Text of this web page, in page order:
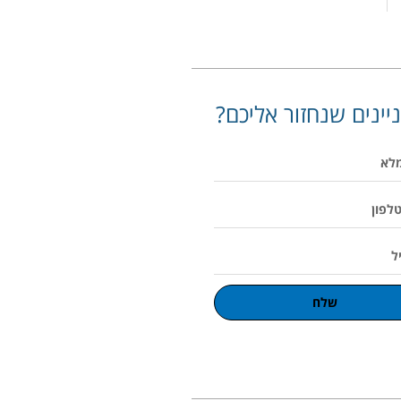
שנחזור אליכם?
שלח